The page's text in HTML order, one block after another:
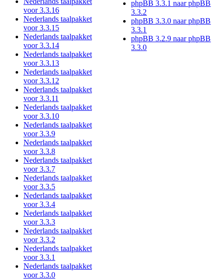
voor 3.3.16
Nederlands taalpakket
voor 3.3.15
Nederlands taalpakket
voor 3.3.14
Nederlands taalpakket
voor 3.3.13
Nederlands taalpakket
voor 3.3.12
Nederlands taalpakket
voor 3.3.11
Nederlands taalpakket
voor 3.3.10
Nederlands taalpakket
voor 3.3.9
Nederlands taalpakket
voor 3.3.8
Nederlands taalpakket
voor 3.3.7
Nederlands taalpakket
voor 3.3.5
Nederlands taalpakket
voor 3.3.4
Nederlands taalpakket
voor 3.3.3
Nederlands taalpakket
voor 3.3.2
Nederlands taalpakket
voor 3.3.1
Nederlands taalpakket
voor 3.3.0
phpBB 3.3.1 naar phpBB
3.3.2
phpBB 3.3.0 naar phpBB
3.3.1
phpBB 3.2.9 naar phpBB
3.3.0